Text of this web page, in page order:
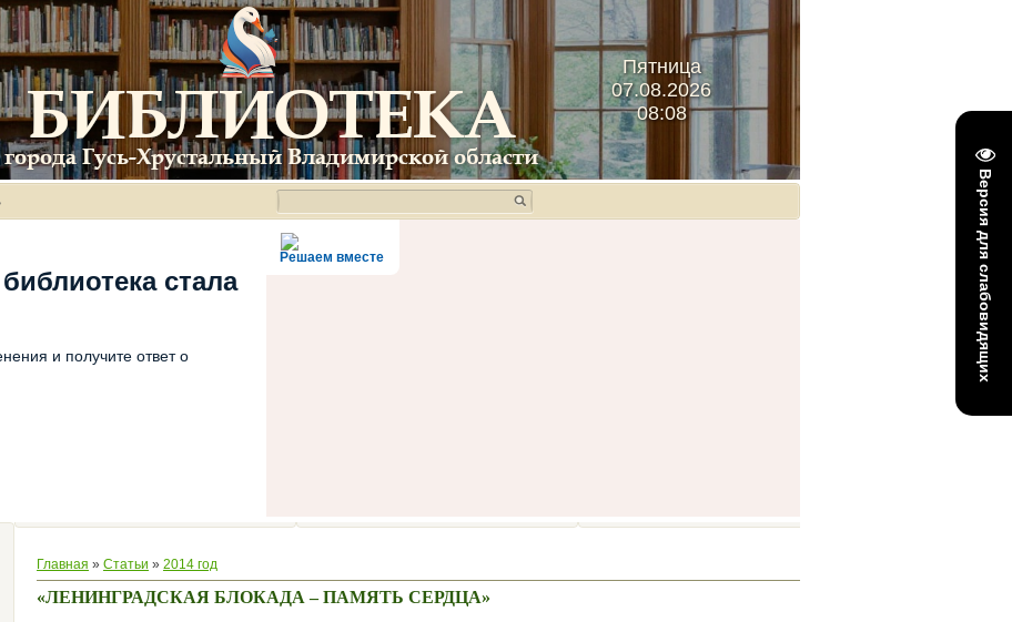
Версия для слабовидящих
Пятница
07.08.2026
08:08
Решаем вместе
стала
и получите ответ о
Главная » Статьи » 2014 год
«ЛЕНИНГРАДСКАЯ БЛОКАДА – ПАМЯТЬ СЕРДЦА»